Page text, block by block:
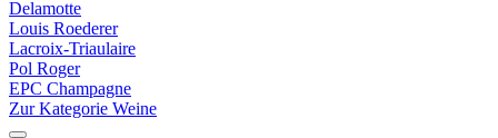
Delamotte
Louis Roederer
Lacroix-Triaulaire
Pol Roger
EPC Champagne
Zur Kategorie Weine